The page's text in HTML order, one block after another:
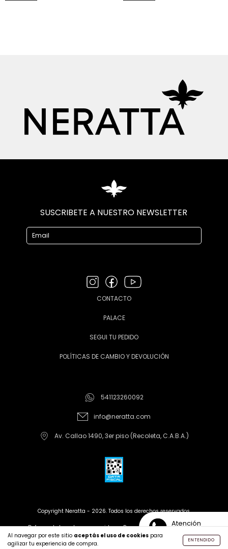
Al navegar por este sitio aceptás el uso de cookies para
agilizar tu experiencia de compra.
ENTENDIDO
Atención
SUSCRIBETE A NUESTRO NEWSLETTER
CONTACTO
PALACE
SEGUI TU PEDIDO
POLÍTICAS DE CAMBIO Y DEVOLUCIÓN
541123260092
info@neratta.com
Av. Callao 1490, 3er piso (Recoleta, C.A.B.A.)
Copyright Neratta - 2026. Todos los derechos reservados.
Defensa de las y los consumidores. Para reclamosingrese aquí
Creado con tiendanube | Desarrollado por Leren